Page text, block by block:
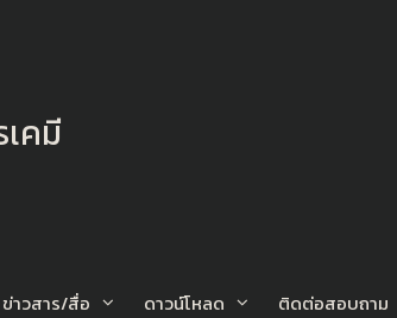
คมี
ข่าวสาร/สื่อ ดาวน์โหลด ติดต่อสอบถาม